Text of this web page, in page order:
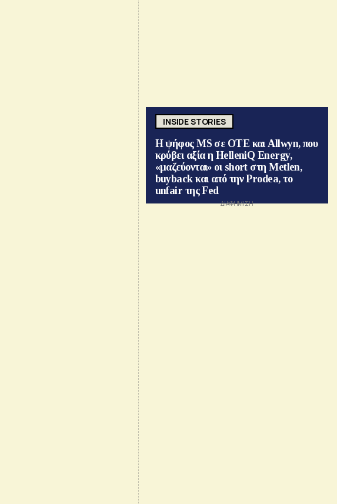
INSIDE STORIES
Η ψήφος MS σε ΟΤΕ και Allwyn, που
κρύβει αξία η HelleniQ Energy,
«μαζεύονται» οι short στη Metlen,
buyback και από την Prodea, το
unfair της Fed